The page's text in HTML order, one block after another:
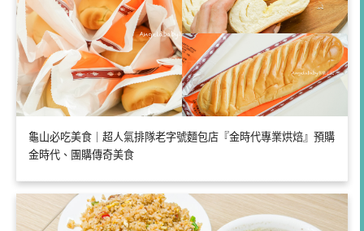
龜山必吃美食｜超人氣排隊老字號麵包店『金時代專業烘焙』預購
金時代、團購傳奇美食